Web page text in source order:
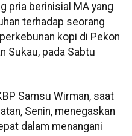
pria berinisial MA yang
terhadap seorang
kopi di Pekon
Sukau, pada Sabtu
Samsu Wirman, saat
Senin, menegaskan
dalam menangani